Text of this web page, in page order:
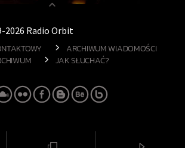
2026 Radio Orbit
ARCHIWUM WIADOMOŚCI
JAK SŁUCHAĆ?